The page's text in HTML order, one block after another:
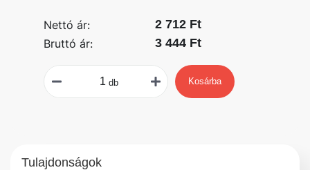
Nettó ár:
2 712 Ft
Bruttó ár:
3 444 Ft
db Kosárba
Tulajdonságok